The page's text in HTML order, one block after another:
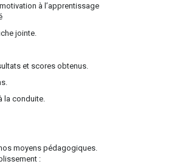
à l’apprentissage
jointe.
et scores obtenus.
la conduite.
moyens pédagogiques.
: